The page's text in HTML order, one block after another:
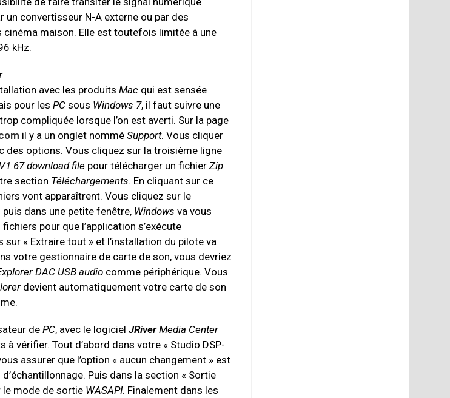
un convertisseur N-A externe ou par des
maison. Elle est toutefois limitée à une
kHz.
avec les produitsMac qui est sensée
pour lesPC sous Windows 7, il faut suivre une
compliquée lorsque l’on est averti. Sur la page
il y a un onglet nomméSupport. Vous cliquer
des options. Vous cliquez sur la troisième ligne
download file pour télécharger un fichierZip
section Téléchargements. En cliquant sur ce
vont apparaîtrent. Vous cliquez sur le
puis dans une petite fenêtre, Windows va vous
pour que l’application s’exécute
« Extraire tout » et l’installation du pilote va
votre gestionnaire de carte de son, vous devriez
DAC USB audio comme périphérique. Vous
devient automatiquement votre carte de son
dePC, avec le logicielJRiverMedia Center
vérifier. Tout d’abord dans votre « Studio DSP-
assurer que l’option « aucun changement » est
Puis dans la section « Sortie
le mode de sortie WASAPI. Finalement dans les